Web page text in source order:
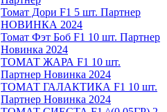
Томат Дори F1 5 шт. Партнер
НОВИНКА 2024
Томат Фэт Боб F1 10 шт. Партнер
Новинка 2024
ТОМАТ ЖАРА F1 10 шт.
Партнер Новинка 2024
ТОМАТ ГАЛАКТИКА F1 10 шт.
Партнер Новинка 2024